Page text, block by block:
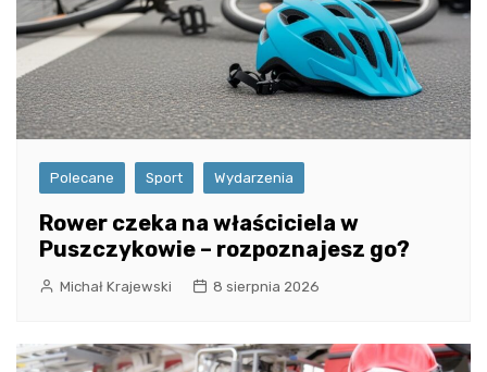
Polecane Sport Wydarzenia
Rower czeka na właściciela w
Puszczykowie – rozpoznajesz go?
Michał Krajewski 8 sierpnia 2026